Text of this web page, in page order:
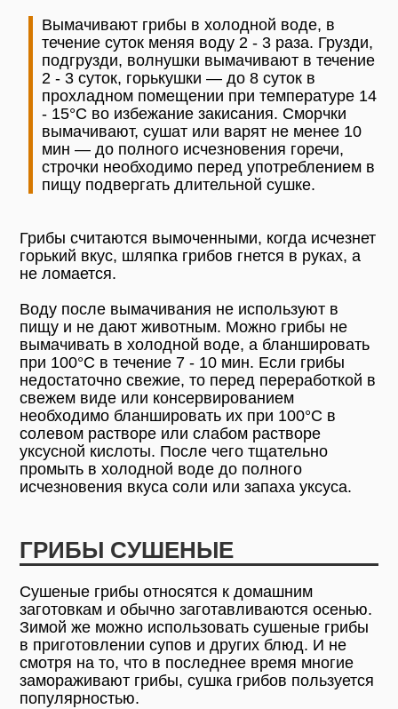
Вымачивают грибы в холодной воде, в
течение суток меняя воду 2 - 3 раза. Грузди,
подгрузди, волнушки вымачивают в течение
2 - 3 суток, горькушки — до 8 суток в
прохладном помещении при температуре 14
- 15°С во избежание закисания. Сморчки
вымачивают, сушат или варят не менее 10
мин — до полного исчезновения горечи,
строчки необходимо перед употреблением в
пищу подвергать длительной сушке.
Грибы считаются вымоченными, когда исчезнет
горький вкус, шляпка грибов гнется в руках, а
не ломается.
Воду после вымачивания не используют в
пищу и не дают животным. Можно грибы не
вымачивать в холодной воде, а бланшировать
при 100°С в течение 7 - 10 мин. Если грибы
недостаточно свежие, то перед переработкой в
свежем виде или консервированием
необходимо бланшировать их при 100°С в
солевом растворе или слабом растворе
уксусной кислоты. После чего тщательно
промыть в холодной воде до полного
исчезновения вкуса соли или запаха уксуса.
ГРИБЫ СУШЕНЫЕ
Сушеные грибы относятся к домашним
заготовкам и обычно заготавливаются осенью.
Зимой же можно использовать сушеные грибы
в приготовлении супов и других блюд. И не
смотря на то, что в последнее время многие
замораживают грибы, сушка грибов пользуется
популярностью.